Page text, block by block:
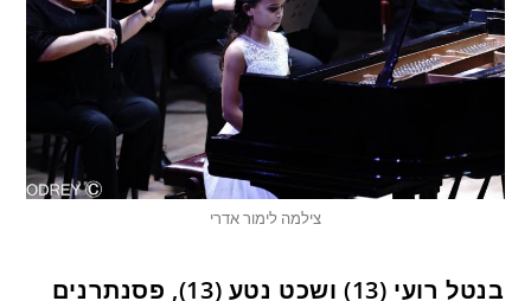
צילמה לימור אדרי
בנטל רועי (13) ושכט נטע (13), פסנתרנים